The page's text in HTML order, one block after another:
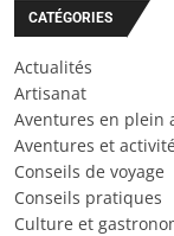
CATÉGORIES
Actualités
Artisanat
Aventures en plein
Aventures et
Conseils de voyage
Conseils pratiques
Culture et